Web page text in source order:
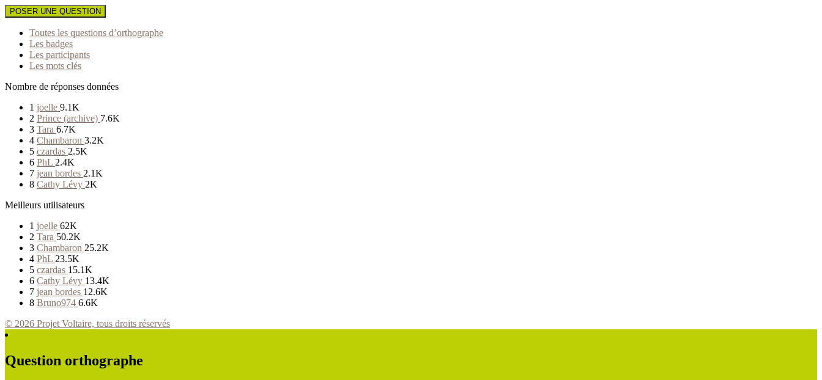
POSER UNE QUESTION
Toutes les questions d’orthographe
Les badges
Les participants
Les mots clés
Nombre de réponses données
1 joelle 9.1K
2 Prince (archive) 7.6K
3 Tara 6.7K
4 Chambaron 3.2K
5 czardas 2.5K
6 PhL 2.4K
7 jean bordes 2.1K
8 Cathy Lévy 2K
Meilleurs utilisateurs
1 joelle 62K
2 Tara 50.2K
3 Chambaron 25.2K
4 PhL 23.5K
5 czardas 15.1K
6 Cathy Lévy 13.4K
7 jean bordes 12.6K
8 Bruno974 6.6K
© 2026 Projet Voltaire, tous droits réservés
Question orthographe